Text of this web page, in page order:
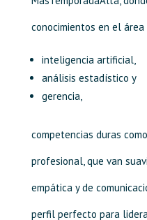
conocimientos en el área
inteligencia artificial,
análisis estadístico y
gerencia,
competencias duras
profesional, que van
empática y de
perfil perfecto para